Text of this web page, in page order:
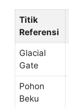
Titik
Referensi
Glacial
Gate
Pohon
Beku